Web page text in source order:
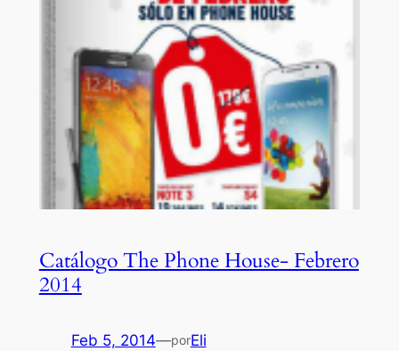
Catálogo The Phone House- Febrero
2014
Feb 5, 2014—porEli